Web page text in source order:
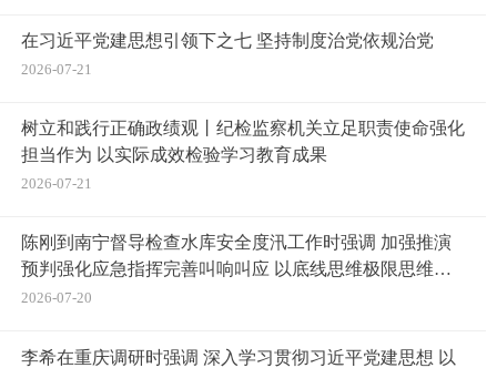
​在习近平党建思想引领下之七 坚持制度治党依规治党
2026-07-21
树立和践行正确政绩观丨纪检监察机关立足职责使命强化
担当作为 以实际成效检验学习教育成果
2026-07-21
陈刚到南宁督导检查水库安全度汛工作时强调 加强推演
预判强化应急指挥完善叫响叫应 以底线思维极限思维守
牢水库安全底线 孙大伟参加
2026-07-20
李希在重庆调研时强调 深入学习贯彻习近平党建思想 以